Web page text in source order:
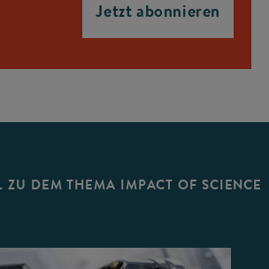
ZU DEM THEMA IMPACT OF SCIENCE